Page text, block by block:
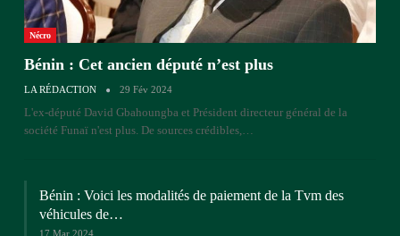
Nécro
Bénin : Cet ancien député n’est plus
LA RÉDACTION 29 Fév 2024
L'ex-député David Gbahoungba et Président directeur général de la
société Funaï n'est plus. De sources crédibles,…
Bénin : Voici les modalités de paiement de la Tvm des
véhicules de…
17 Mar 2024